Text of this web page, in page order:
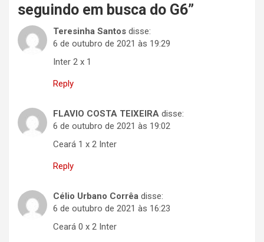
seguindo em busca do G6”
Teresinha Santos disse:
6 de outubro de 2021 às 19:29
Inter 2 x 1
Reply
FLAVIO COSTA TEIXEIRA disse:
6 de outubro de 2021 às 19:02
Ceará 1 x 2 Inter
Reply
Célio Urbano Corrêa disse:
6 de outubro de 2021 às 16:23
Ceará 0 x 2 Inter